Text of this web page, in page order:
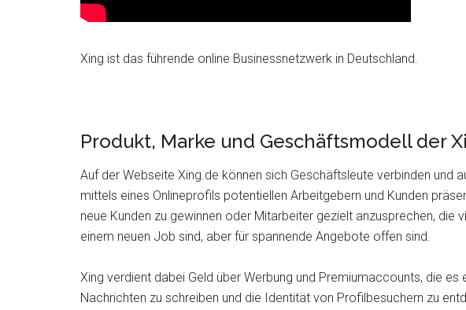
Xing ist das führende online Businessnetzwerk in Deutschland.
Produkt, Marke und Geschäftsmodell der
Auf der Webseite Xing.de können sich Geschäftsleute verbinden und
mittels eines Onlineprofils potentiellen Arbeitgebern und Kunden
neue Kunden zu gewinnen oder Mitarbeiter gezielt anzusprechen, die
einem neuen Job sind, aber für spannende Angebote offen sind.
Xing verdient dabei Geld über Werbung und Premiumaccounts, die
Nachrichten zu schreiben und die Identität von Profilbesuchern zu